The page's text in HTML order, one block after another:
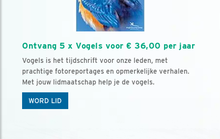
Ontvang 5 x Vogels voor € 36,00 per jaar
Vogels is het tijdschrift voor onze leden, met
prachtige fotoreportages en opmerkelijke verhalen.
Met jouw lidmaatschap help je de vogels.
WORD LID